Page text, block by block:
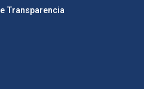
Transparencia